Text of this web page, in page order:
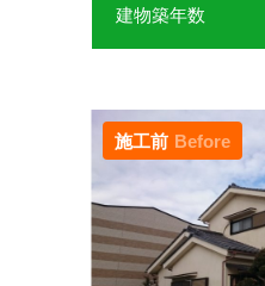
建物築年数
施工前 Before